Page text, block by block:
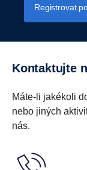
Registrovat
Kontaktujte
Máte-li jakékoli
nebo jiných
nás.